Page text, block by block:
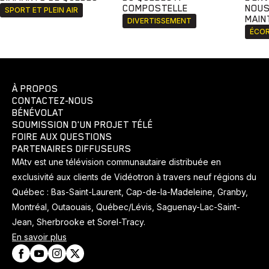
SPORT ET PLEIN AIR
COMPOSTELLE
DIVERTISSEMENT
À PROPOS
CONTACTEZ-NOUS
BÉNÉVOLAT
SOUMISSION D'UN PROJET TÉLÉ
FOIRE AUX QUESTIONS
PARTENAIRES DIFFUSEURS
MAtv est une télévision communautaire distribuée en
exclusivité aux clients de Vidéotron à travers neuf régions du
Québec : Bas-Saint-Laurent, Cap-de-la-Madeleine, Granby,
Montréal, Outaouais, Québec/Lévis, Saguenay-Lac-Saint-
Jean, Sherbrooke et Sorel-Tracy.
En savoir plus